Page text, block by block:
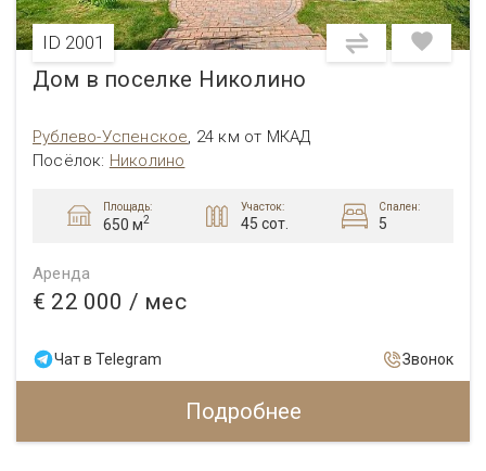
ID 2001
Дом в поселке Николино
Рублево-Успенское 24 км от МКАД
Посёлок: Николино
Площадь:
650 м2
Участок:
45 сот.
Спален:
5
Аренда
€ 22 000 / мес
Чат в Telegram Звонок
Подробнее